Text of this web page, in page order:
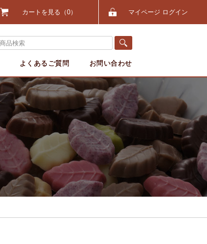
カートを見る 0 マイページ ログイン
よくあるご質問 お問い合わせ